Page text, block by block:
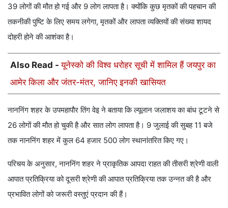
39 लोगों की मौत हो गई और 9 लोग लापता है। क्योंकि कुछ मृतकों की पहचान की
तकनीकी पुष्टि के लिए समय लगेगा, मृतकों और लापता व्यक्तियों की संख्या शायद
दोहरी होने की आशंका है।
Also Read -यूनेस्को की विश्व धरोहर सूची में शामिल हैं जयपुर का
आमेर किला और जंतर-मंतर, जानिए इनकी खासियत
नाननिंग शहर के उपमहापौर तिंग वेइ ने बताया कि ल्यूलान जलाशय का बांध टूटने से
26 लोगों की मौत हो चुकी है और सात लोग लापता है। 9 जुलाई की सुबह 11 बजे
तक नाननिंग शहर में कुल 64 हजार 500 लोग स्थानांतरित किए गए।
परिचय के अनुसार, नाननिंग शहर ने प्राकृतिक आपदा राहत की तीसरी श्रेणी वाली
आपात प्रतिक्रिया को दूसरी श्रेणी की आपात प्रतिक्रिया तक उन्नत की है और
प्रभावित लोगों को जरूरी वस्तुएं प्रदान की हैं।